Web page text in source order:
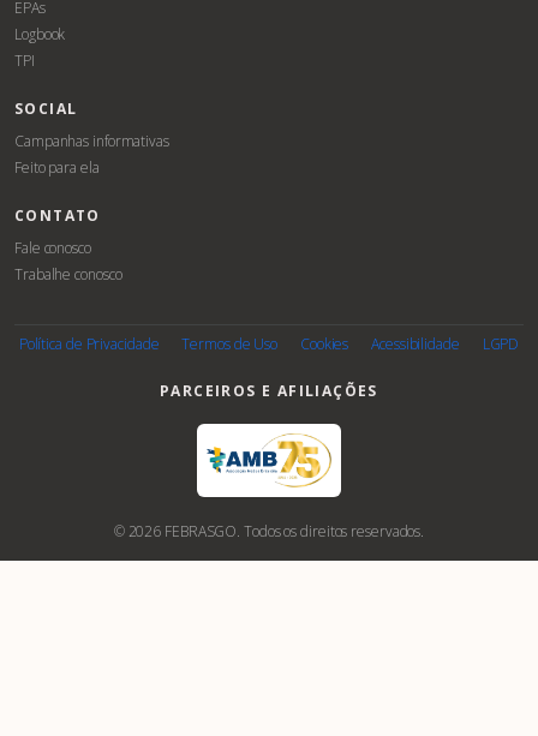
EPAs
Logbook
TPI
SOCIAL
Campanhas informativas
Feito para ela
CONTATO
Fale conosco
Trabalhe conosco
Política de Privacidade Termos de Uso Cookies Acessibilidade LGPD
PARCEIROS E AFILIAÇÕES
© 2026 FEBRASGO. Todos os direitos reservados.